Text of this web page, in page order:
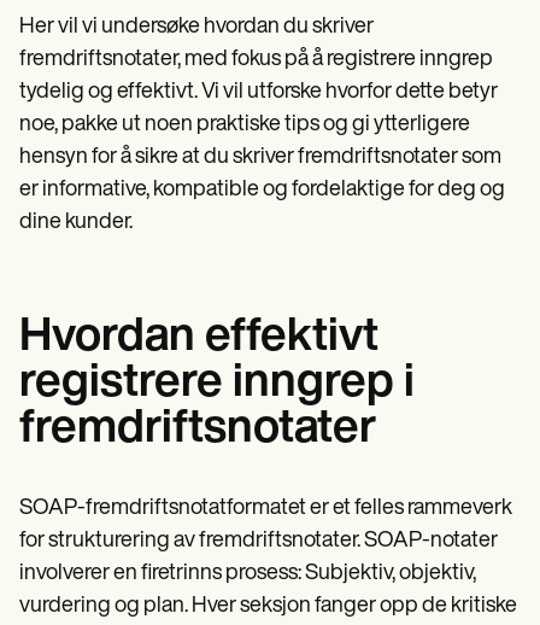
Her vil vi undersøke hvordan du skriver
fremdriftsnotater, med fokus på å registrere inngrep
tydelig og effektivt. Vi vil utforske hvorfor dette betyr
noe, pakke ut noen praktiske tips og gi ytterligere
hensyn for å sikre at du skriver fremdriftsnotater som
er informative, kompatible og fordelaktige for deg og
dine kunder.
Hvordan effektivt
registrere inngrep i
fremdriftsnotater
SOAP-fremdriftsnotatformatet er et felles rammeverk
for strukturering av fremdriftsnotater. SOAP-notater
involverer en firetrinns prosess: Subjektiv, objektiv,
vurdering og plan. Hver seksjon fanger opp de kritiske